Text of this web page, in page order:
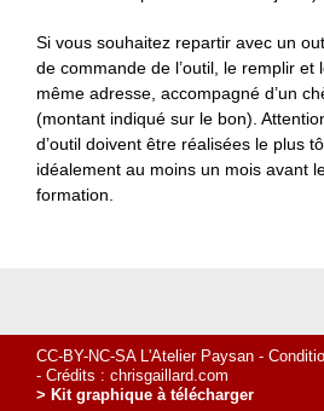
Si vous souhaitez repartir avec un
de commande de l’outil, le remplir et
même adresse, accompagné d’un
(montant indiqué sur le bon).
d’outil doivent être réalisées le plus
idéalement au moins un mois avant
formation.
CC-BY-NC-SA L'Atelier Paysan -
- Crédits : chrisgaillard.com
> Kit graphique à télécharger